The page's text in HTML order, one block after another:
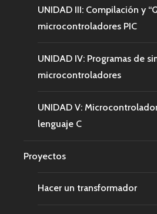
UNIDAD III: Compilación y
microcontroladores PIC
UNIDAD IV: Programas de
microcontroladores
UNIDAD V:
lenguaje C
Proyectos
Hacer un transformador